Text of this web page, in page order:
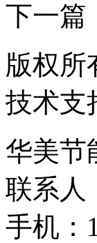
下一篇
版权所
技术支
华美节
联系人
手机：